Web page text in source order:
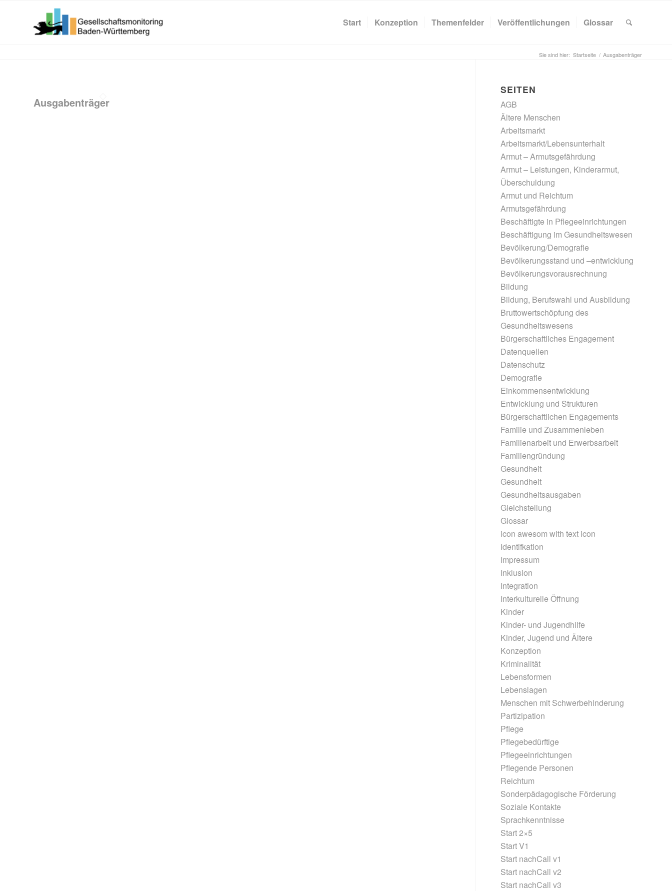
Start Konzeption Themenfelder Veröffentlichungen Glossar
Sie sind hier: Startseite / Ausgabenträger
Ausgabenträger
SEITEN
AGB
Ältere Menschen
Arbeitsmarkt
Arbeitsmarkt/Lebensunterhalt
Armut – Armutsgefährdung
Armut – Leistungen, Kinderarmut,
Überschuldung
Armut und Reichtum
Armutsgefährdung
Beschäftigte in Pflegeeinrichtungen
Beschäftigung im Gesundheitswesen
Bevölkerung/Demografie
Bevölkerungsstand und –entwicklung
Bevölkerungsvorausrechnung
Bildung
Bildung, Berufswahl und Ausbildung
Bruttowertschöpfung des
Gesundheitswesens
Bürgerschaftliches Engagement
Datenquellen
Datenschutz
Demografie
Einkommensentwicklung
Entwicklung und Strukturen
Bürgerschaftlichen Engagements
Familie und Zusammenleben
Familienarbeit und Erwerbsarbeit
Familiengründung
Gesundheit
Gesundheit
Gesundheitsausgaben
Gleichstellung
Glossar
icon awesom with text icon
Identifkation
Impressum
Inklusion
Integration
Interkulturelle Öffnung
Kinder
Kinder- und Jugendhilfe
Kinder, Jugend und Ältere
Konzeption
Kriminalität
Lebensformen
Lebenslagen
Menschen mit Schwerbehinderung
Partizipation
Pflege
Pflegebedürftige
Pflegeeinrichtungen
Pflegende Personen
Reichtum
Sonderpädagogische Förderung
Soziale Kontakte
Sprachkenntnisse
Start 2×5
Start V1
Start nachCall v1
Start nachCall v2
Start nachCall v3